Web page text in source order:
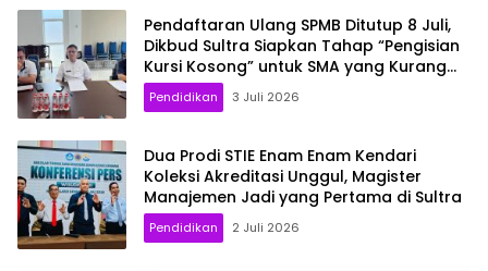
Pendaftaran Ulang SPMB Ditutup 8 Juli,
Dikbud Sultra Siapkan Tahap “Pengisian
Kursi Kosong” untuk SMA yang Kurang
Siswa
Pendidikan 3 Juli 2026
Dua Prodi STIE Enam Enam Kendari
Koleksi Akreditasi Unggul, Magister
Manajemen Jadi yang Pertama di Sultra
Pendidikan 2 Juli 2026